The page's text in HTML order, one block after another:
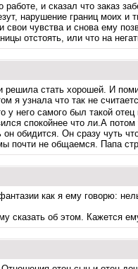
работе, и сказал что заказ
нарушение границ моих
свои чувства и снова ему
отстоять, или что на
решила стать хорошей. И
я узнала что так не
у него самого был такой
спокойнее что ли.А
обидится. Он сразу чуть
почти не общаемся. Папа
как я ему говорю:
сказать об этом. Кажется